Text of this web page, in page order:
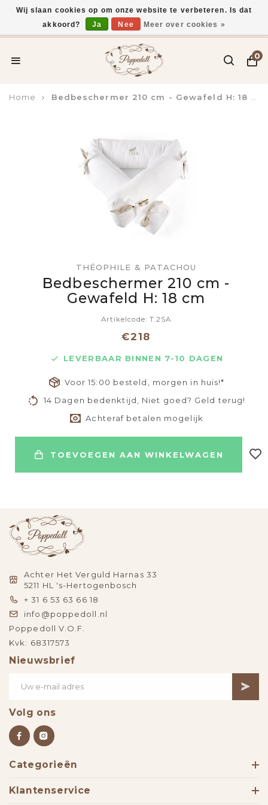
Voor 15:00 uur besteld, vandaag verzonden*
0
Home Bedbeschermer 210 cm - Gewafeld H: 18 cm
THÉOPHILE & PATACHOU
Bedbeschermer 210 cm -
Gewafeld H: 18 cm
Artikelcode: T.2SA
€218
LEVERBAAR BINNEN 7-10 DAGEN
Voor 15:00 besteld, morgen in huis!*
14 Dagen bedenktijd, Niet goed? Geld terug!
Achteraf betalen mogelijk
TOEVOEGEN AAN WINKELWAGEN
Achter Het Verguld Harnas 33
5211 HL 's-Hertogenbosch
+ 31 6 53 63 66 18
info@poppedoll.nl
Poppedoll V.O.F.
Kvk: 68317573
Nieuwsbrief
Volg ons
Categorieën
Klantenservice
Wij slaan cookies op om onze website te verbeteren. Is dat
akkoord?
Ja Nee Meer over cookies »